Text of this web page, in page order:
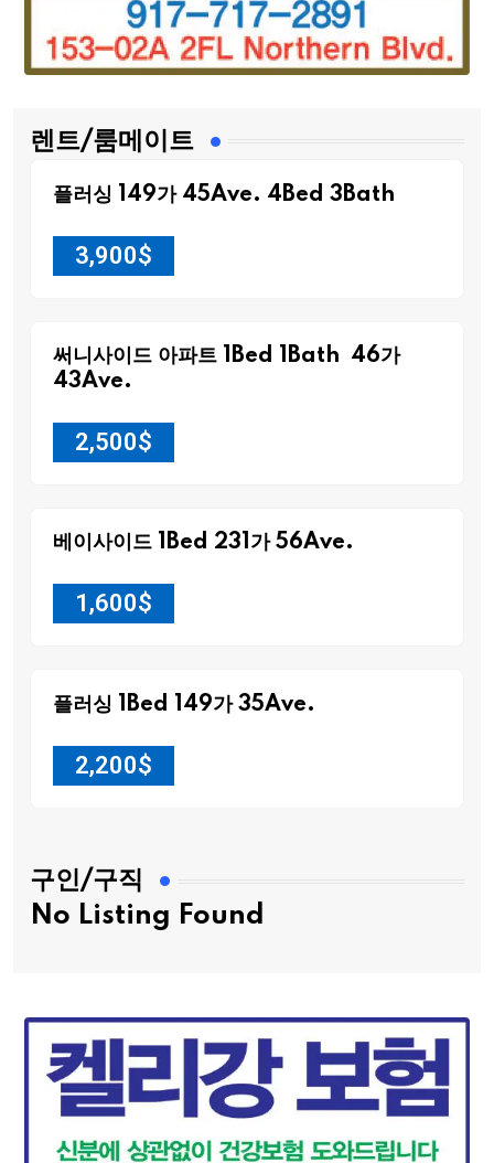
렌트/룸메이트
플러싱 149가 45Ave. 4Bed 3Bath
3,900$
써니사이드 아파트 1Bed 1Bath 46가
43Ave.
2,500$
베이사이드 1Bed 231가 56Ave.
1,600$
플러싱 1Bed 149가 35Ave.
2,200$
구인/구직
No Listing Found